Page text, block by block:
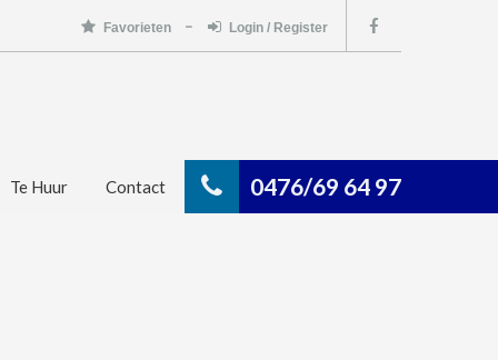
Favorieten Login / Register
0476/69 64 97
Te Huur Contact